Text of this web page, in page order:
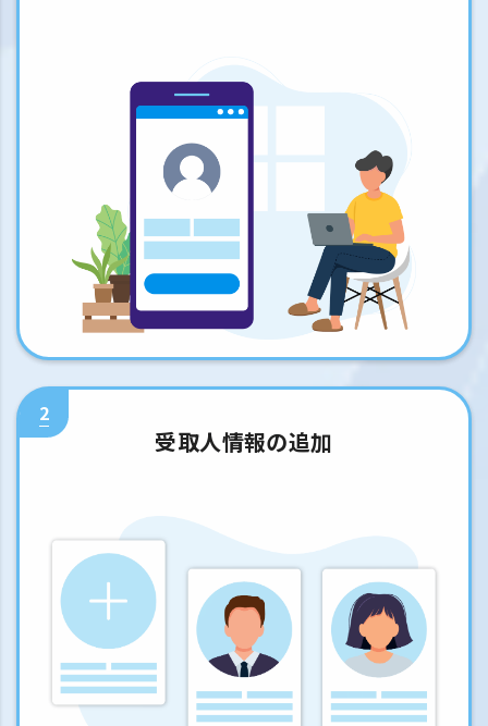
2
受取人情報の追加